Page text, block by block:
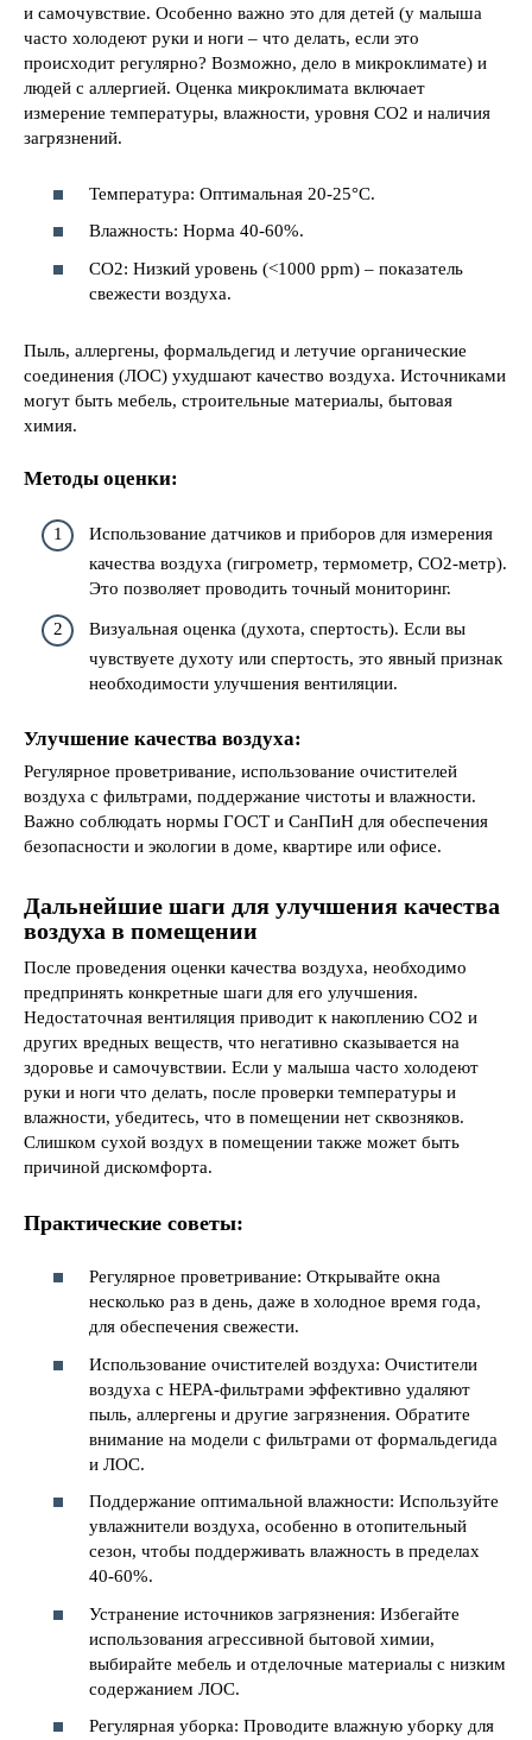
и самочувствие. Особенно важно это для детей (у малыша
часто холодеют руки и ноги – что делать, если это
происходит регулярно? Возможно, дело в микроклимате) и
людей с аллергией. Оценка микроклимата включает
измерение температуры, влажности, уровня CO2 и наличия
загрязнений.
Температура: Оптимальная 20-25°C.
Влажность: Норма 40-60%.
CO2: Низкий уровень (<1000 ppm) – показатель
свежести воздуха.
Пыль, аллергены, формальдегид и летучие органические
соединения (ЛОС) ухудшают качество воздуха. Источниками
могут быть мебель, строительные материалы, бытовая
химия.
Методы оценки:
Использование датчиков и приборов для измерения
качества воздуха (гигрометр, термометр, CO2-метр).
Это позволяет проводить точный мониторинг.
Визуальная оценка (духота, спертость). Если вы
чувствуете духоту или спертость, это явный признак
необходимости улучшения вентиляции.
Улучшение качества воздуха:
Регулярное проветривание, использование очистителей
воздуха с фильтрами, поддержание чистоты и влажности.
Важно соблюдать нормы ГОСТ и СанПиН для обеспечения
безопасности и экологии в доме, квартире или офисе.
Дальнейшие шаги для улучшения качества
воздуха в помещении
После проведения оценки качества воздуха, необходимо
предпринять конкретные шаги для его улучшения.
Недостаточная вентиляция приводит к накоплению CO2 и
других вредных веществ, что негативно сказывается на
здоровье и самочувствии. Если у малыша часто холодеют
руки и ноги что делать, после проверки температуры и
влажности, убедитесь, что в помещении нет сквозняков.
Слишком сухой воздух в помещении также может быть
причиной дискомфорта.
Практические советы:
Регулярное проветривание: Открывайте окна
несколько раз в день, даже в холодное время года,
для обеспечения свежести.
Использование очистителей воздуха: Очистители
воздуха с HEPA-фильтрами эффективно удаляют
пыль, аллергены и другие загрязнения. Обратите
внимание на модели с фильтрами от формальдегида
и ЛОС.
Поддержание оптимальной влажности: Используйте
увлажнители воздуха, особенно в отопительный
сезон, чтобы поддерживать влажность в пределах
40-60%.
Устранение источников загрязнения: Избегайте
использования агрессивной бытовой химии,
выбирайте мебель и отделочные материалы с низким
содержанием ЛОС.
Регулярная уборка: Проводите влажную уборку для